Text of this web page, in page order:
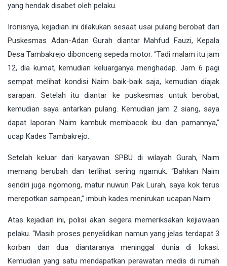
yang hendak disabet oleh pelaku.
Ironisnya, kejadian ini dilakukan sesaat usai pulang berobat dari
Puskesmas Adan-Adan Gurah diantar Mahfud Fauzi, Kepala
Desa Tambakrejo dibonceng sepeda motor. “Tadi malam itu jam
12, dia kumat, kemudian keluarganya menghadap. Jam 6 pagi
sempat melihat kondisi Naim baik-baik saja, kemudian diajak
sarapan. Setelah itu diantar ke puskesmas untuk berobat,
kemudian saya antarkan pulang. Kemudian jam 2 siang, saya
dapat laporan Naim kambuk membacok ibu dan pamannya,”
ucap Kades Tambakrejo.
Setelah keluar dari karyawan SPBU di wilayah Gurah, Naim
memang berubah dan terlihat sering ngamuk. “Bahkan Naim
sendiri juga ngomong, matur nuwun Pak Lurah, saya kok terus
merepotkan sampean,” imbuh kades menirukan ucapan Naim.
Atas kejadian ini, polisi akan segera memeriksakan kejiawaan
pelaku. “Masih proses penyelidikan namun yang jelas terdapat 3
korban dan dua diantaranya meninggal dunia di lokasi.
Kemudian yang satu mendapatkan perawatan medis di rumah